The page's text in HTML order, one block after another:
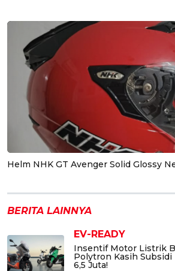
Helm NHK GT Avenger Solid Glossy
BERITA LAINNYA
EV-READY
Insentif Motor Listrik
Polytron Kasih
6,5 Juta!